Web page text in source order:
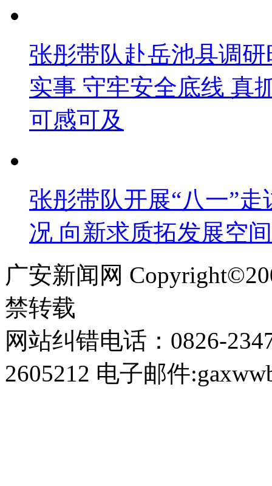
张彤带队赴岳池县调
实事 守牢安全底线 真
可感可及
张彤带队开展“八一”
况 向新求质拓发展空
广安新闻网
禁转载
网站纠错电话：0826-
2605212 电子邮件